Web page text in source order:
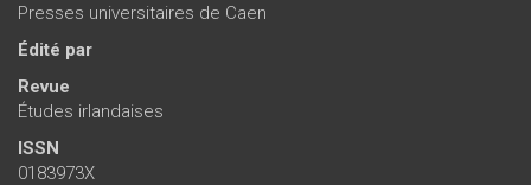
Presses universitaires de Caen
Édité par
Revue
Études irlandaises
ISSN
0183973X